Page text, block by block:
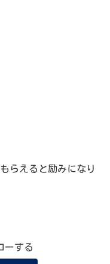
らえると励みになり
ーする